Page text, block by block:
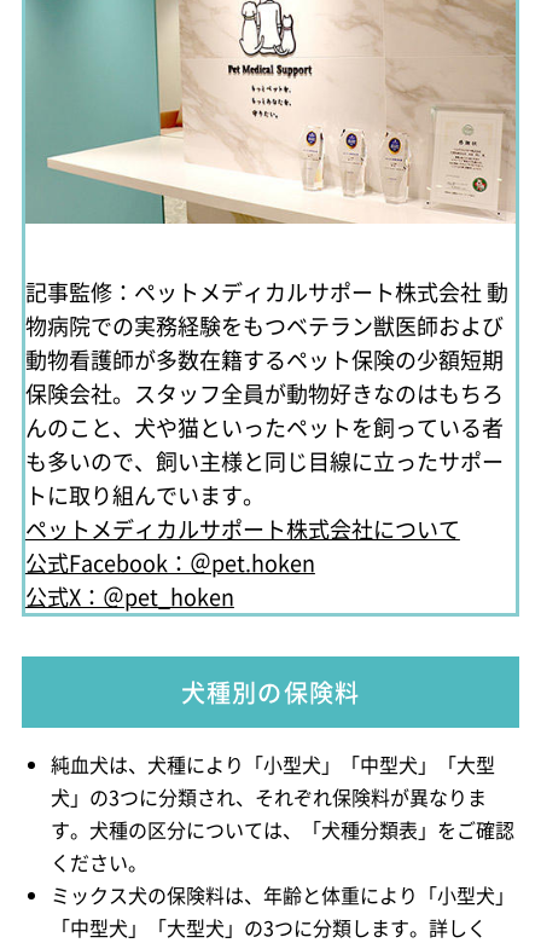
記事監修：ペットメディカルサポート株式会社動
物病院での実務経験をもつベテラン獣医師および
動物看護師が多数在籍するペット保険の少額短期
保険会社。スタッフ全員が動物好きなのはもちろ
んのこと、犬や猫といったペットを飼っている者
も多いので、飼い主様と同じ目線に立ったサポー
トに取り組んでいます。
ペットメディカルサポート株式会社について
公式Facebook：＠pet.hoken
公式X：＠pet_hoken
犬種別の保険料
純血犬は、犬種により「小型犬」「中型犬」「大型
犬」の3つに分類され、それぞれ保険料が異なりま
す。犬種の区分については、「犬種分類表」をご確認
ください。
ミックス犬の保険料は、年齢と体重により「小型犬」
「中型犬」「大型犬」の3つに分類します。詳しく